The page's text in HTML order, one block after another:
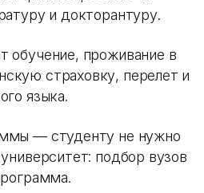
и докторантуру.
обучение, проживание в
страховку, перелет и
языка.
— студенту не нужно
подбор вузов